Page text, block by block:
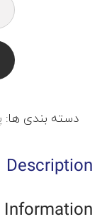
دسته بندی ها:
Description